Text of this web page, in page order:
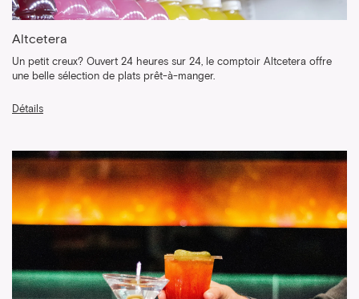
Altcetera
Un petit creux? Ouvert 24 heures sur 24, le comptoir Altcetera offre
une belle sélection de plats prêt-à-manger.
Détails